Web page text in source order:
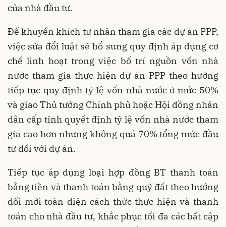
của nhà đầu tư.
Để khuyến khích tư nhân tham gia các dự án PPP,
việc sửa đổi luật sẽ bổ sung quy định áp dụng cơ
chế linh hoạt trong việc bố trí nguồn vốn nhà
nước tham gia thực hiện dự án PPP theo hướng
tiếp tục quy định tỷ lệ vốn nhà nước ở mức 50%
và giao Thủ tướng Chính phủ hoặc Hội đồng nhân
dân cấp tỉnh quyết định tỷ lệ vốn nhà nước tham
gia cao hơn nhưng không quá 70% tổng mức đầu
tư đối với dự án.
Tiếp tục áp dụng loại hợp đồng BT thanh toán
bằng tiền và thanh toán bằng quỹ đất theo hướng
đổi mới toàn diện cách thức thực hiện và thanh
toán cho nhà đầu tư, khắc phục tối đa các bất cập